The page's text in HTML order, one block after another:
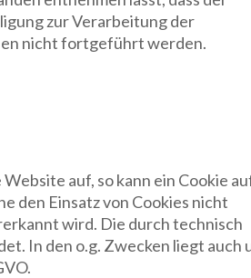
zur Verarbeitung der
nicht fortgeführt werden.
auf, so kann ein Cookie
den Einsatz von Cookies nicht
wird. Die durch technisch
In den o.g. Zwecken liegt auch